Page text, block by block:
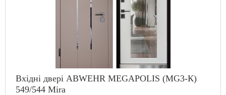
Вхідні двері ABWEHR MEGAPOLIS (MG3-К)
549/544 Mira